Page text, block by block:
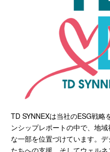
TD SYNNEXは当社のESG戦
ンシップレポートの中で、地
な一部を位置づけています。
たちへの支援、そしてウェル